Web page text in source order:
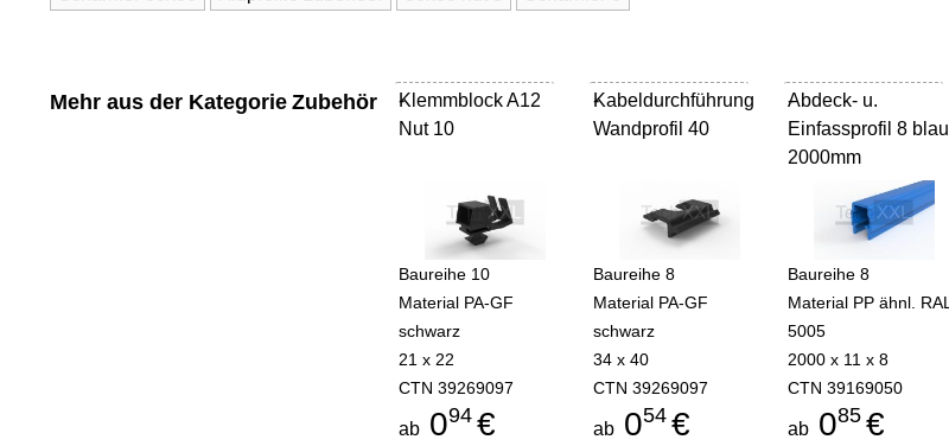
Mehr aus der Kategorie Zubehör
Klemmblock A12
Nut 10
-
Baureihe 10
Material PA-GF
schwarz
21 x 22
CTN 39269097
ab 094 €
Kabeldurchführung
Wandprofil 40
-
Baureihe 8
Material PA-GF
schwarz
34 x 40
CTN 39269097
ab 054 €
Abdeck- u.
Einfassprofil 8 blau
2000mm
-
Baureihe 8
Material PP ähnl. RAL
5005
2000 x 11 x 8
CTN 39169050
ab 085 €